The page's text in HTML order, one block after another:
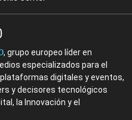
, grupo europeo líder en
especializados para el
digitales y eventos,
y decisores tecnológicos
la Innovación y el